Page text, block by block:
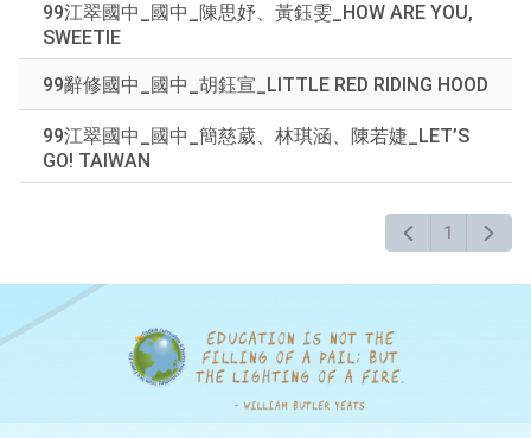
Enter
99江翠國中_國中_陳思妤、黃鈺雯_HOW ARE YOU,
SWEETIE
99辭修國中_國中_胡鈺宣_LITTLE RED RIDING HOOD
99江翠國中_國中_簡慈葳、林琪涵、陳若婕_LET’S
GO! TAIWAN
1